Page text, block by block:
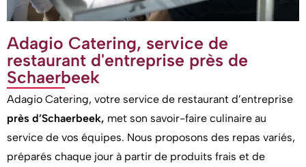
Adagio Catering, service de
restaurant d'entreprise près de
Schaerbeek
Adagio Catering, votre service de restaurant d’entreprise
près d’Schaerbeek, met son savoir-faire culinaire au
service de vos équipes. Nous proposons des repas variés,
préparés chaque jour à partir de produits frais et de